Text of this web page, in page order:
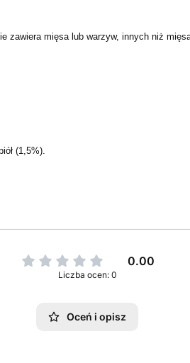
zawiera mięsa lub warzyw, innych niż
(1,5%).
0.00
Liczba ocen: 0
Oceń i opisz